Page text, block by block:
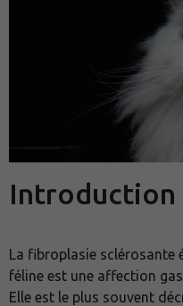
Introduction
La fibroplasie
féline est une affection
Elle est le plus souvent